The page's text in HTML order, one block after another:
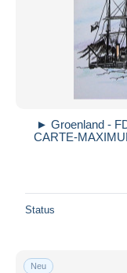
► Groenland -
CARTE-
Status
Neu